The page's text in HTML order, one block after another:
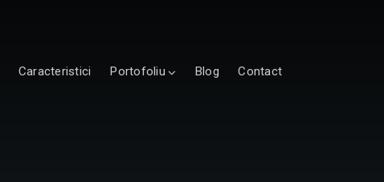
Caracteristici Portofoliu Blog Contact